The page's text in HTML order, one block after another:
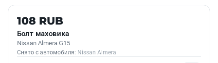
Б/У В НАЛИЧИИ
108 RUB
Болт маховика
Nissan Almera G15
Снято с автомобиля: Nissan Almera